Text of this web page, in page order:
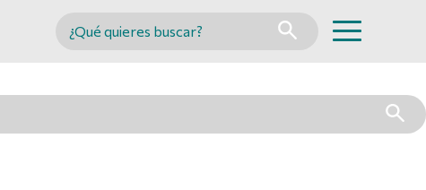
Buscar en MINCYT